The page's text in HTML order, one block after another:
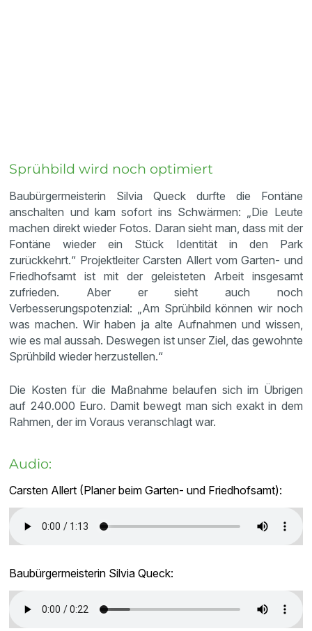
Sprühbild wird noch optimiert
Baubürgermeisterin Silvia Queck durfte die Fontäne
anschalten und kam sofort ins Schwärmen: „Die Leute
machen direkt wieder Fotos. Daran sieht man, dass mit der
Fontäne wieder ein Stück Identität in den Park
zurückkehrt.“ Projektleiter Carsten Allert vom Garten- und
Friedhofsamt ist mit der geleisteten Arbeit insgesamt
zufrieden. Aber er sieht auch noch
Verbesserungspotenzial: „Am Sprühbild können wir noch
was machen. Wir haben ja alte Aufnahmen und wissen,
wie es mal aussah. Deswegen ist unser Ziel, das gewohnte
Sprühbild wieder herzustellen.“
Die Kosten für die Maßnahme belaufen sich im Übrigen
auf 240.000 Euro. Damit bewegt man sich exakt in dem
Rahmen, der im Voraus veranschlagt war.
Audio:
Carsten Allert (Planer beim Garten- und Friedhofsamt):
Baubürgermeisterin Silvia Queck: